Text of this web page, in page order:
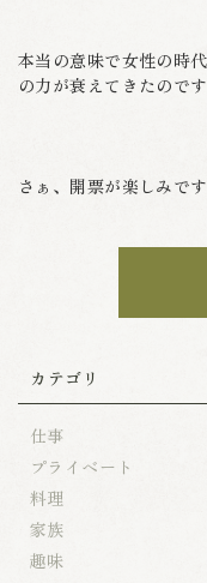
本当の意味で女性の時
の力が衰えてきたのです
さぁ、開票が楽しみで
カテゴリ
仕事
プライベート
料理
家族
趣味